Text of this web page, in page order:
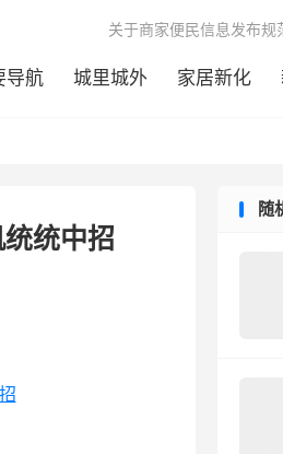
导航 城里城外 家居新化
关于商家便民信息发布规
统中招
随